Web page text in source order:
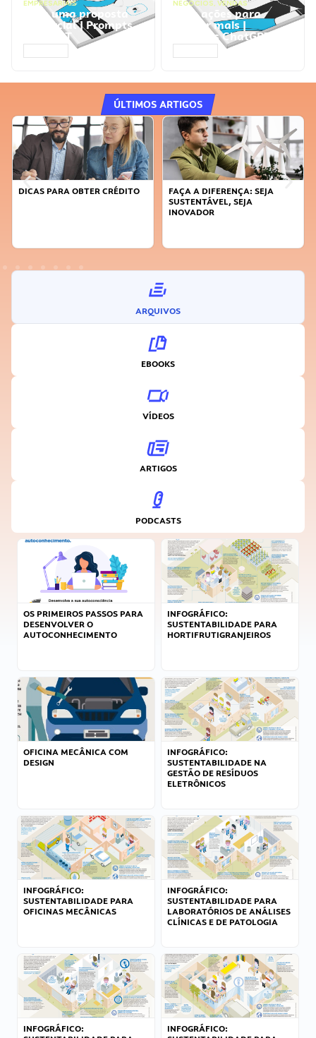
EMPRESARIAIS
Faça uma proposta
comercial | Prompts
ChatGPT
NEGÓCIOS, VENDAS
Faça ações para
vender mais |
Prompts ChatGPT
ÚLTIMOS ARTIGOS
DICAS PARA OBTER CRÉDITO
FAÇA A DIFERENÇA: SEJA
SUSTENTÁVEL, SEJA
INOVADOR
ARQUIVOS
EBOOKS
VÍDEOS
ARTIGOS
PODCASTS
OS PRIMEIROS PASSOS PARA
DESENVOLVER O
AUTOCONHECIMENTO
INFOGRÁFICO:
SUSTENTABILIDADE PARA
HORTIFRUTIGRANJEIROS
OFICINA MECÂNICA COM
DESIGN
INFOGRÁFICO:
SUSTENTABILIDADE NA
GESTÃO DE RESÍDUOS
ELETRÔNICOS
INFOGRÁFICO:
SUSTENTABILIDADE PARA
OFICINAS MECÂNICAS
INFOGRÁFICO:
SUSTENTABILIDADE PARA
LABORATÓRIOS DE ANÁLISES
CLÍNICAS E DE PATOLOGIA
INFOGRÁFICO:
INFOGRÁFICO: